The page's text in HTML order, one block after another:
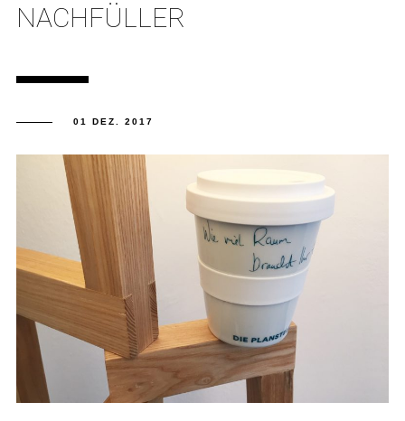
NACHFÜLLER
01 DEZ. 2017